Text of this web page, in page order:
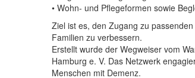
• Wohn- und Pflegeformen sowie
Ziel ist es, den Zugang zu
Familien zu verbessern.
Erstellt wurde der Wegweiser vom
Hamburg e. V. Das Netzwerk
Menschen mit Demenz.